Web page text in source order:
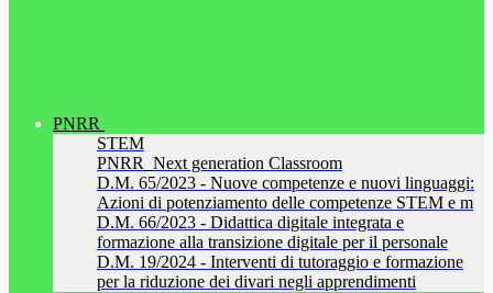
PNRR
STEM
PNRR_Next generation Classroom
D.M. 65/2023 - Nuove competenze e nuovi linguaggi:
Azioni di potenziamento delle competenze STEM e m
D.M. 66/2023 - Didattica digitale integrata e
formazione alla transizione digitale per il personale
D.M. 19/2024 - Interventi di tutoraggio e formazione
per la riduzione dei divari negli apprendimenti